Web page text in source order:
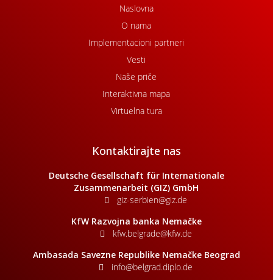
Naslovna
O nama
Implementacioni partneri
Vesti
Naše priče
Interaktivna mapa
Virtuelna tura
Kontaktirajte nas
Deutsche Gesellschaft für Internationale
Zusammenarbeit (GIZ) GmbH
giz-serbien@giz.de
KfW Razvojna banka Nemačke
kfw.belgrade@kfw.de
Ambasada Savezne Republike Nemačke Beograd
info@belgrad.diplo.de